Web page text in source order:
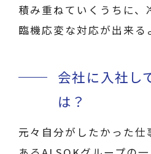
積み重ねていくうちに、
臨機応変な対応が出来る
会社に入社し
は？
元々自分がしたかった仕